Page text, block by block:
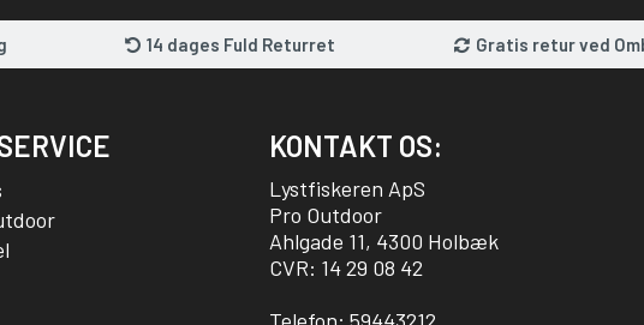
14 dages Fuld Returret Gratis retur ved
KONTAKT OS:
Lystfiskeren ApS
Pro Outdoor
Ahlgade 11, 4300 Holbæk
CVR: 14 29 08 42